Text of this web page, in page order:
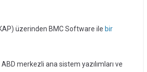
üzerinden BMC Software ile bir
merkezli ana sistem yazılımları ve